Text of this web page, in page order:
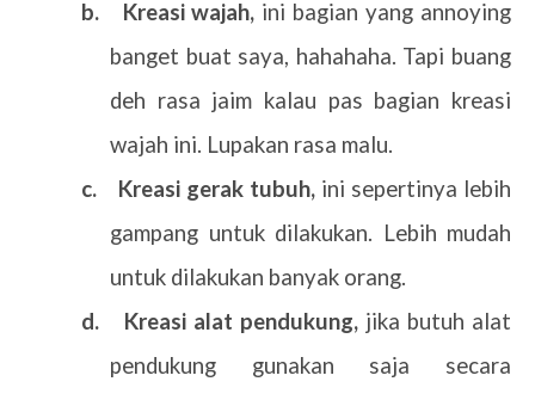
b.
Kreasi wajah, ini bagian yang annoying
banget buat saya, hahahaha. Tapi buang
deh rasa jaim kalau pas bagian kreasi
wajah ini. Lupakan rasa malu.
c.
Kreasi gerak tubuh, ini sepertinya lebih
gampang untuk dilakukan. Lebih mudah
untuk dilakukan banyak orang.
d.
Kreasi alat pendukung, jika butuh alat
pendukung gunakan saja secara